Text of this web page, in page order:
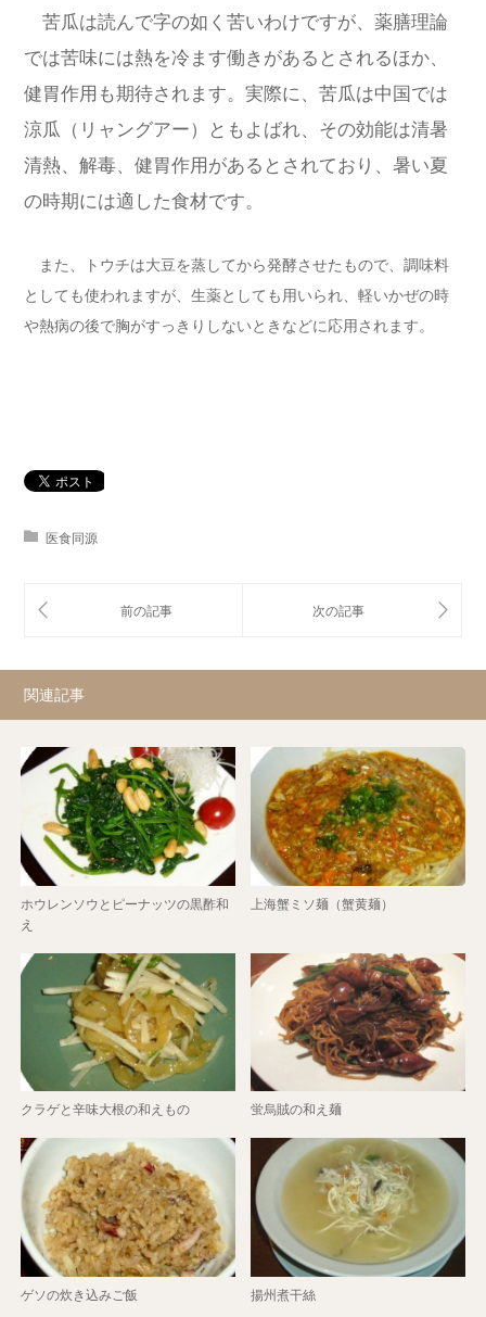
苦瓜は読んで字の如く苦いわけですが、薬膳理論
では苦味には熱を冷ます働きがあるとされるほか、
健胃作用も期待されます。実際に、苦瓜は中国では
涼瓜（リャングアー）ともよばれ、その効能は清暑
清熱、解毒、健胃作用があるとされており、暑い夏
の時期には適した食材です。
また、トウチは大豆を蒸してから発酵させたもので、調味料
としても使われますが、生薬としても用いられ、軽いかぜの時
や熱病の後で胸がすっきりしないときなどに応用されます。
医食同源
関連記事
ホウレンソウとピーナッツの黒酢和
え
上海蟹ミソ麺（蟹黄麺）
クラゲと辛味大根の和えもの 蛍烏賊の和え麺
ゲソの炊き込みご飯 揚州煮干絲